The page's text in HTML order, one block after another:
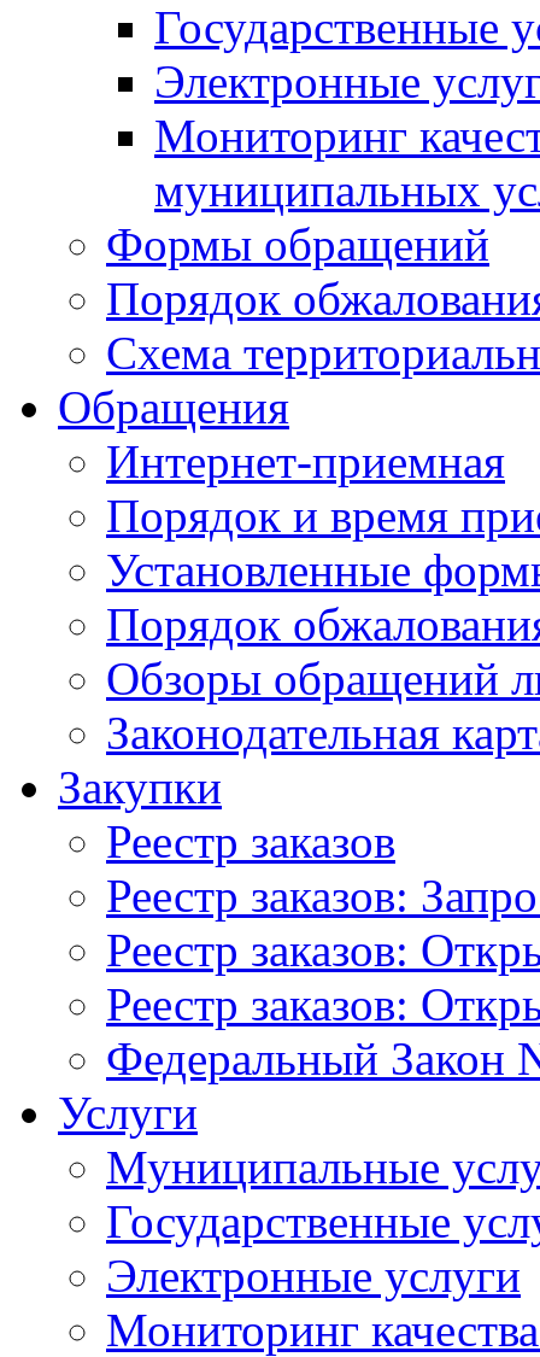
Государственные
Электронные
Мониторинг
муниципальных
Формы обращений
Порядок
Схема
Обращения
Интернет-приемная
Порядок и время
Установленные
Порядок
Обзоры обращений
Законодательная
Закупки
Реестр заказов
Реестр заказов:
Реестр заказов:
Реестр заказов:
Федеральный Закон
Услуги
Муниципальные
Государственные
Электронные услуги
Мониторинг